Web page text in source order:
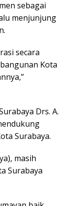
sebagai
menjunjung
secara
Kota
Drs. A.
Surabaya.
masih
Surabaya